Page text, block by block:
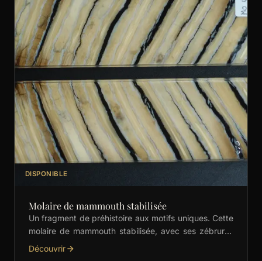
DISPONIBLE
Molaire de mammouth stabilisée
Un fragment de préhistoire aux motifs uniques. Cette
molaire de mammouth stabilisée, avec ses zébrures
crème et noires, est idéale pour les manches de …
Découvrir